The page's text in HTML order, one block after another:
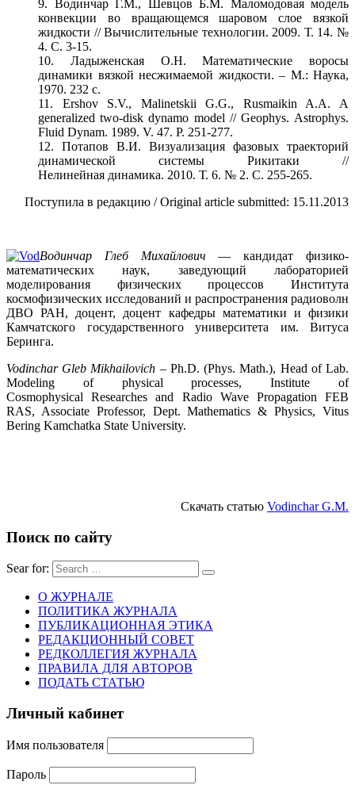
9. Водинчар Г.М., Шевцов Б.М. Маломодовая модель
конвекции во вращающемся шаровом слое вязкой
жидкости // Вычислительные технологии. 2009. Т. 14. №
4. С. 3-15.
10. Ладыженская О.Н. Математические воросы
динамики вязкой несжимаемой жидкости. – М.: Наука,
1970. 232 с.
11. Ershov S.V., Malinetskii G.G., Rusmaikin A.A. A
generalized two-disk dynamo model // Geophys. Astrophys.
Fluid Dynam. 1989. V. 47. P. 251-277.
12. Потапов В.И. Визуализация фазовых траекторий
динамической системы Рикитаки //
Нелинейная динамика. 2010. Т. 6. № 2. C. 255-265.
Поступила в редакцию / Original article submitted: 15.11.2013
Водинчар Глеб Михайлович — кандидат физико-
математических наук, заведующий лабораторией
моделирования физических процессов Института
космофизических исследований и распространения радиоволн
ДВО РАН, доцент, доцент кафедры математики и физики
Камчатского государственного университета им. Витуса
Беринга.
Vodinchar Gleb Mikhailovich – Ph.D. (Phys. Math.), Head of Lab.
Modeling of physical processes, Institute of
Cosmophysical Researches and Radio Wave Propagation FEB
RAS, Associate Professor, Dept. Mathematics & Physics, Vitus
Bering Kamchatka State University.
Скачать статью Vodinchar G.M.
Поиск по сайту
Sear for:
О ЖУРНАЛЕ
ПОЛИТИКА ЖУРНАЛА
ПУБЛИКАЦИОННАЯ ЭТИКА
РЕДАКЦИОННЫЙ СОВЕТ
РЕДКОЛЛЕГИЯ ЖУРНАЛА
ПРАВИЛА ДЛЯ АВТОРОВ
ПОДАТЬ СТАТЬЮ
Личный кабинет
Имя пользователя
Пароль